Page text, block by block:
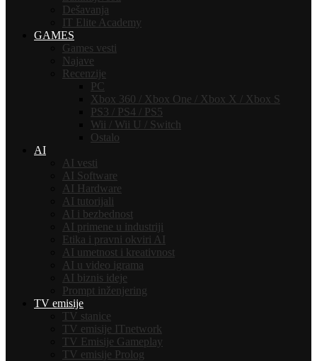
Dešavanja
IT Elite Academy
GAMES
Games vesti
Najave
Recenzije
PC
Xbox 360 / Xbox One / Xbox X / Xbox S
PS3 / PS4 / PS5
Wii / Wii U / Switch
Ostalo
AI
AI vesti
AI Software
AI Hardware
AI tutorijali
AI i bezbednost
AI primene u industriji
Etika i pravni okviri AI
AI umetnost i kreativnost
AI u video igrama
AI biznis ideje
Prompt inženjering
TV emisije
TV stanice
TV emisije ITnetwork
TV Emisije Gameplay
TV emisije Prolog